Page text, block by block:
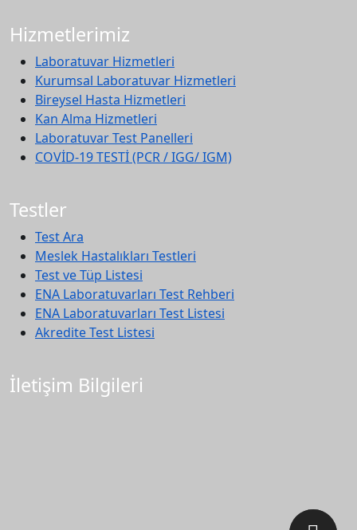
Hizmetlerimiz
Laboratuvar Hizmetleri
Kurumsal Laboratuvar Hizmetleri
Bireysel Hasta Hizmetleri
Kan Alma Hizmetleri
Laboratuvar Test Panelleri
COVİD-19 TESTİ (PCR / IGG/ IGM)
Testler
Test Ara
Meslek Hastalıkları Testleri
Test ve Tüp Listesi
ENA Laboratuvarları Test Rehberi
ENA Laboratuvarları Test Listesi
Akredite Test Listesi
İletişim Bilgileri